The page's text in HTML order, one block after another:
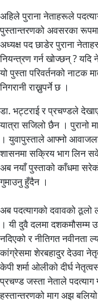
अहिले पुराना नेताहरूले
पुस्तान्तरणको अवसरका
अध्यक्ष पद छाडेर पुराना
नियन्त्रण गर्न खोज्छन् ? यदि
यो पुस्ता परिवर्तनको नाटक
निगरानी राख्नुपर्ने छ ।
डा. भट्टराई र प्रचण्डले
यात्रा सजिलो छैन । पुरानो
। युवापुस्ताले आफ्नो
शासनमा सक्रिय भाग लिन
अब नयाँ पुस्ताको काँधमा
गुमाउनु हुँदैन ।
अब पदत्यागको दवावको ठूलो
। यी दुवै दलमा दशकमौसम्म
नदिएको र नीतिगत नवीनता
कांग्रेसमा शेरबहादुर देउवा
केपी शर्मा ओलीको दीर्घ
प्रचण्ड जस्ता नेताले पदत्याग
हस्तान्तरणको माग अझ